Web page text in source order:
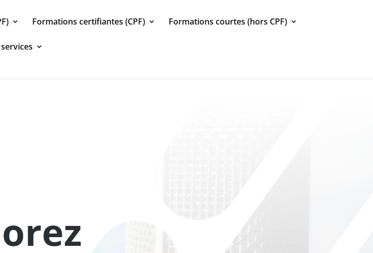
Formations certifiantes (CPF) Formations courtes (hors CPF)